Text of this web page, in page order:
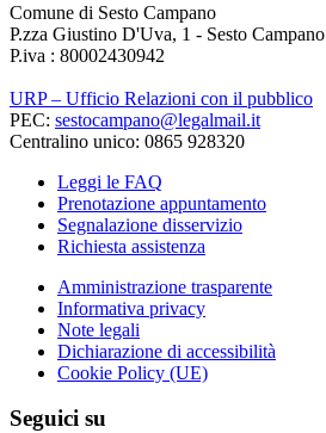
Comune di Sesto Campano
P.zza Giustino D'Uva, 1 - Sesto Campano
P.iva : 80002430942
URP – Ufficio Relazioni con il pubblico
PEC: sestocampano@legalmail.it
Centralino unico: 0865 928320
Leggi le FAQ
Prenotazione appuntamento
Segnalazione disservizio
Richiesta assistenza
Amministrazione trasparente
Informativa privacy
Note legali
Dichiarazione di accessibilità
Cookie Policy (UE)
Seguici su